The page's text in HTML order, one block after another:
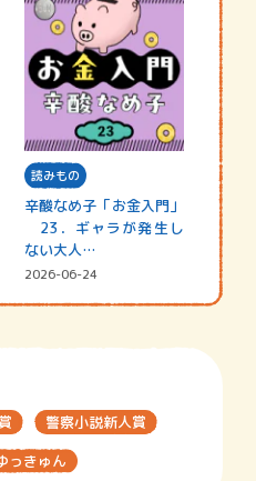
読みもの
辛酸なめ子「お金入門」
23．ギャラが発生し
ない大人…
2026-06-24
警察小説新人賞
っきゅん